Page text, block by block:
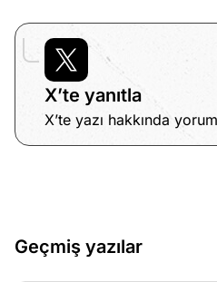
X’te yanıtla
X’te yazı hakkında
Geçmiş yazılar